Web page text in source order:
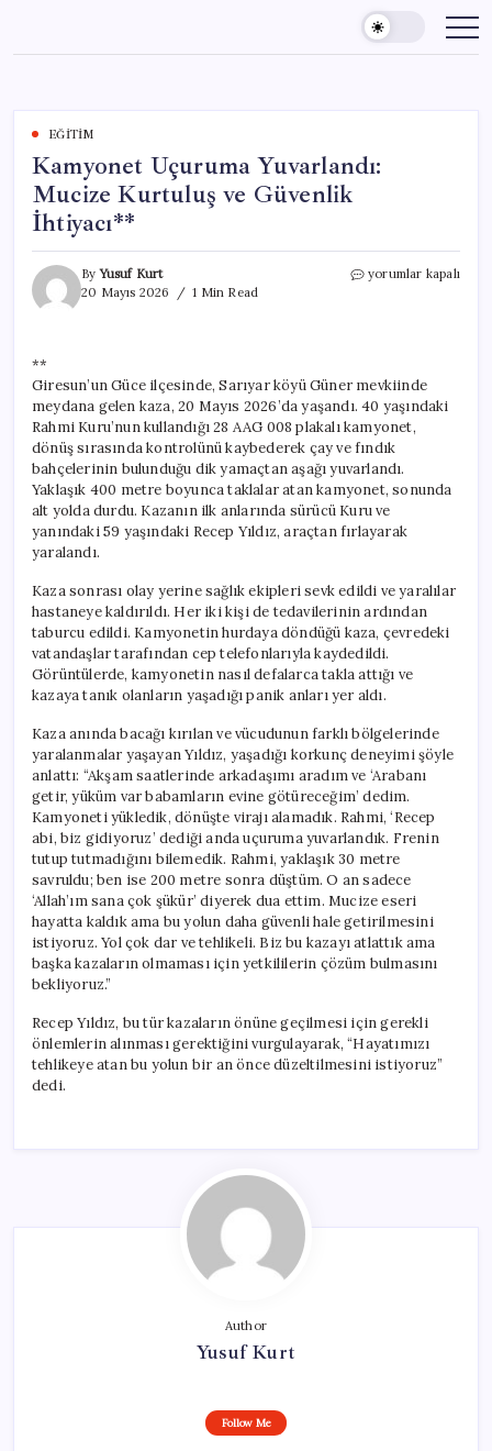
content
EĞITIM
Kamyonet Uçuruma Yuvarlandı:
Mucize Kurtuluş ve Güvenlik
İhtiyacı**
ByYusuf Kurt
20 Mayıs 2026
1 Min Read
Kamyonet
Güvenlik
İhtiyacı**
için
yorumlar kapalı
**
Giresun’un Güce ilçesinde, Sarıyar köyü Güner mevkiinde
meydana gelen kaza, 20 Mayıs 2026’da yaşandı. 40 yaşındaki
Rahmi Kuru’nun kullandığı 28 AAG 008 plakalı kamyonet,
dönüş sırasında kontrolünü kaybederek çay ve fındık
bahçelerinin bulunduğu dik yamaçtan aşağı yuvarlandı.
Yaklaşık 400 metre boyunca taklalar atan kamyonet, sonunda
alt yolda durdu. Kazanın ilk anlarında sürücü Kuru ve
yanındaki 59 yaşındaki Recep Yıldız, araçtan fırlayarak
yaralandı.
Kaza sonrası olay yerine sağlık ekipleri sevk edildi ve yaralılar
hastaneye kaldırıldı. Her iki kişi de tedavilerinin ardından
taburcu edildi. Kamyonetin hurdaya döndüğü kaza, çevredeki
vatandaşlar tarafından cep telefonlarıyla kaydedildi.
Görüntülerde, kamyonetin nasıl defalarca takla attığı ve
kazaya tanık olanların yaşadığı panik anları yer aldı.
Kaza anında bacağı kırılan ve vücudunun farklı bölgelerinde
yaralanmalar yaşayan Yıldız, yaşadığı korkunç deneyimi şöyle
anlattı: “Akşam saatlerinde arkadaşımı aradım ve ‘Arabanı
getir, yüküm var babamların evine götüreceğim’ dedim.
Kamyoneti yükledik, dönüşte virajı alamadık. Rahmi, ‘Recep
abi, biz gidiyoruz’ dediği anda uçuruma yuvarlandık. Frenin
tutup tutmadığını bilemedik. Rahmi, yaklaşık 30 metre
savruldu; ben ise 200 metre sonra düştüm. O an sadece
‘Allah’ım sana çok şükür’ diyerek dua ettim. Mucize eseri
hayatta kaldık ama bu yolun daha güvenli hale getirilmesini
istiyoruz. Yol çok dar ve tehlikeli. Biz bu kazayı atlattık ama
başka kazaların olmaması için yetkililerin çözüm bulmasını
bekliyoruz.”
Recep Yıldız, bu tür kazaların önüne geçilmesi için gerekli
önlemlerin alınması gerektiğini vurgulayarak, “Hayatımızı
tehlikeye atan bu yolun bir an önce düzeltilmesini istiyoruz”
dedi.
Author
Yusuf Kurt
Follow Me